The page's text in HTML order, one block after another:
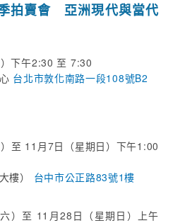
拍賣會 亞洲現代與當代
下午2:30 至 7:30
台北市敦化南路一段108號B2
至 11月7日（星期日）下午1:00
樓） 台中市公正路83號1樓
）至 11月28日（星期日）上午